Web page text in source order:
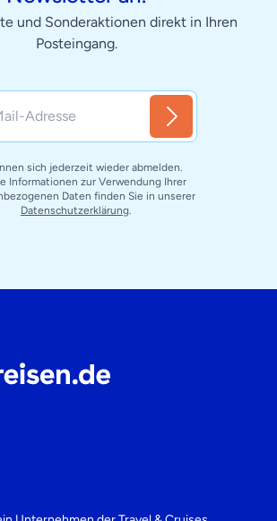
und Sonderaktionen direkt in Ihren
Posteingang.
sich jederzeit wieder abmelden.
Informationen zur Verwendung Ihrer
Daten finden Sie in unserer
Datenschutzerklärung.